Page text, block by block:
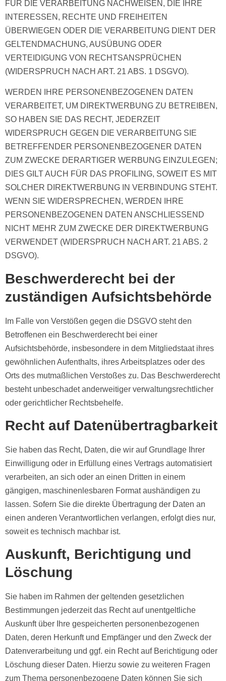
FÜR DIE VERARBEITUNG NACHWEISEN, DIE IHRE
INTERESSEN, RECHTE UND FREIHEITEN
ÜBERWIEGEN ODER DIE VERARBEITUNG DIENT DER
GELTENDMACHUNG, AUSÜBUNG ODER
VERTEIDIGUNG VON RECHTSANSPRÜCHEN
(WIDERSPRUCH NACH ART. 21 ABS. 1 DSGVO).
WERDEN IHRE PERSONENBEZOGENEN DATEN
VERARBEITET, UM DIREKTWERBUNG ZU BETREIBEN,
SO HABEN SIE DAS RECHT, JEDERZEIT
WIDERSPRUCH GEGEN DIE VERARBEITUNG SIE
BETREFFENDER PERSONENBEZOGENER DATEN
ZUM ZWECKE DERARTIGER WERBUNG EINZULEGEN;
DIES GILT AUCH FÜR DAS PROFILING, SOWEIT ES MIT
SOLCHER DIREKTWERBUNG IN VERBINDUNG STEHT.
WENN SIE WIDERSPRECHEN, WERDEN IHRE
PERSONENBEZOGENEN DATEN ANSCHLIESSEND
NICHT MEHR ZUM ZWECKE DER DIREKTWERBUNG
VERWENDET (WIDERSPRUCH NACH ART. 21 ABS. 2
DSGVO).
Beschwerde­recht bei der
zuständigen Aufsichts­behörde
Im Falle von Verstößen gegen die DSGVO steht den
Betroffenen ein Beschwerderecht bei einer
Aufsichtsbehörde, insbesondere in dem Mitgliedstaat ihres
gewöhnlichen Aufenthalts, ihres Arbeitsplatzes oder des
Orts des mutmaßlichen Verstoßes zu. Das Beschwerderecht
besteht unbeschadet anderweitiger verwaltungsrechtlicher
oder gerichtlicher Rechtsbehelfe.
Recht auf Daten­übertrag­barkeit
Sie haben das Recht, Daten, die wir auf Grundlage Ihrer
Einwilligung oder in Erfüllung eines Vertrags automatisiert
verarbeiten, an sich oder an einen Dritten in einem
gängigen, maschinenlesbaren Format aushändigen zu
lassen. Sofern Sie die direkte Übertragung der Daten an
einen anderen Verantwortlichen verlangen, erfolgt dies nur,
soweit es technisch machbar ist.
Auskunft, Berichtigung und
Löschung
Sie haben im Rahmen der geltenden gesetzlichen
Bestimmungen jederzeit das Recht auf unentgeltliche
Auskunft über Ihre gespeicherten personenbezogenen
Daten, deren Herkunft und Empfänger und den Zweck der
Datenverarbeitung und ggf. ein Recht auf Berichtigung oder
Löschung dieser Daten. Hierzu sowie zu weiteren Fragen
zum Thema personenbezogene Daten können Sie sich